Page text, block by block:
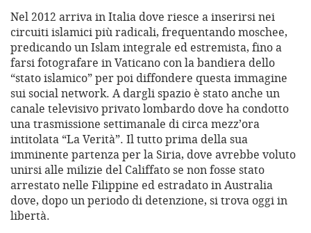
Nel 2012 arriva in Italia dove riesce a inserirsi nei
circuiti islamici più radicali, frequentando moschee,
predicando un Islam integrale ed estremista, fino a
farsi fotografare in Vaticano con la bandiera dello
“stato islamico” per poi diffondere questa immagine
sui social network. A dargli spazio è stato anche un
canale televisivo privato lombardo dove ha condotto
una trasmissione settimanale di circa mezz’ora
intitolata “La Verità”. Il tutto prima della sua
imminente partenza per la Siria, dove avrebbe voluto
unirsi alle milizie del Califfato se non fosse stato
arrestato nelle Filippine ed estradato in Australia
dove, dopo un periodo di detenzione, si trova oggi in
libertà.